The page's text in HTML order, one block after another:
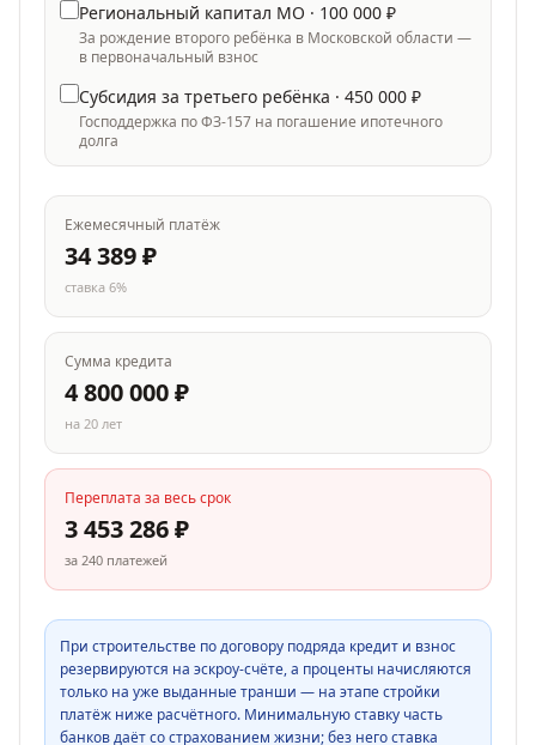
Региональный капитал МО · 100 000 ₽
За рождение второго ребёнка в Московской области —
в первоначальный взнос
Субсидия за третьего ребёнка · 450 000 ₽
Господдержка по ФЗ-157 на погашение ипотечного
долга
Ежемесячный платёж
34 389₽
ставка 6%
Сумма кредита
4 800 000₽
на 20 лет
Переплата за весь срок
3 453 286₽
за 240 платежей
При строительстве по договору подряда кредит и взнос
резервируются на эскроу-счёте, а проценты начисляются
только на уже выданные транши — на этапе стройки
платёж ниже расчётного. Минимальную ставку часть
банков даёт со страхованием жизни; без него ставка